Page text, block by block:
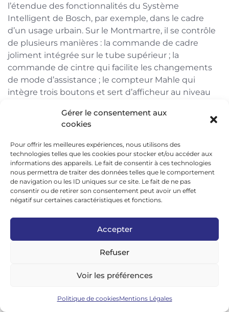
Gérer le consentement aux
cookies
Pour offrir les meilleures expériences, nous utilisons des
technologies telles que les cookies pour stocker et/ou accéder aux
informations des appareils. Le fait de consentir à ces technologies
nous permettra de traiter des données telles que le comportement
de navigation ou les ID uniques sur ce site. Le fait de ne pas
consentir ou de retirer son consentement peut avoir un effet
négatif sur certaines caractéristiques et fonctions.
Accepter
Refuser
Voir les préférences
Politique de cookiesMentions Légales
l’étendue des fonctionnalités du Système
Intelligent de Bosch, par exemple, dans le cadre
d’un usage urbain. Sur le Montmartre, il se contrôle
de plusieurs manières : la commande de cadre
joliment intégrée sur le tube supérieur ; la
commande de cintre qui facilite les changements
de mode d’assistance ; le compteur Mahle qui
intègre trois boutons et sert d’afficheur au niveau
Cet écran LCD monochrome, simpliste dans sa
présentation, est amovible et fonctionne à pile. Il
communique sans fil avec le contrôleur et peut être
couplé à d’autres capteurs si on le souhaite via le
protocole ANT+. Ce n’est pas ce que l’on fait de plus
moderne mais il a le mérite d’être très lisible et